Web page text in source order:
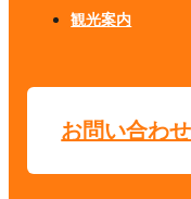
観光案内
お問い合わ